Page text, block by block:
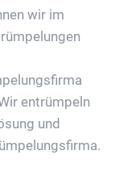
wir im
entrümpeln
und